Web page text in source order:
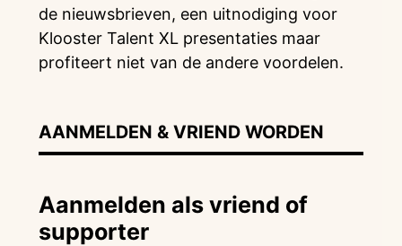
de nieuwsbrieven, een uitnodiging voor
Klooster Talent XL presentaties maar
profiteert niet van de andere voordelen.
AANMELDEN & VRIEND WORDEN
Aanmelden als vriend of
supporter